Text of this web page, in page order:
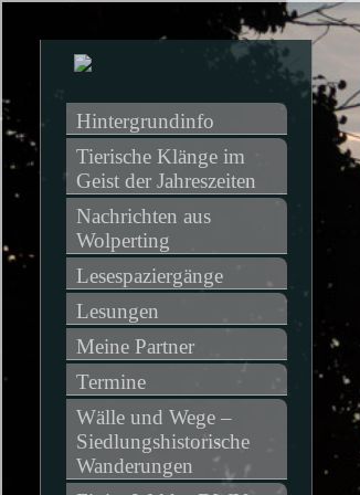
Hintergrundinfo
Tierische Klänge im
Geist der Jahreszeiten
Nachrichten aus
Wolperting
Lesespaziergänge
Lesungen
Meine Partner
Termine
Wälle und Wege –
Siedlungshistorische
Wanderungen